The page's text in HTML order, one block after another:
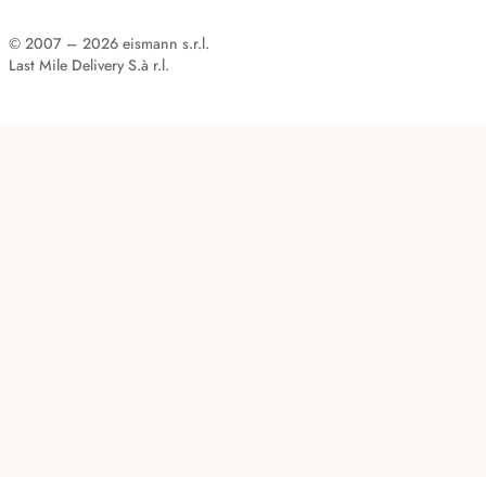
© 2007 – 2026 eismann s.r.l.
Last Mile Delivery S.à r.l.